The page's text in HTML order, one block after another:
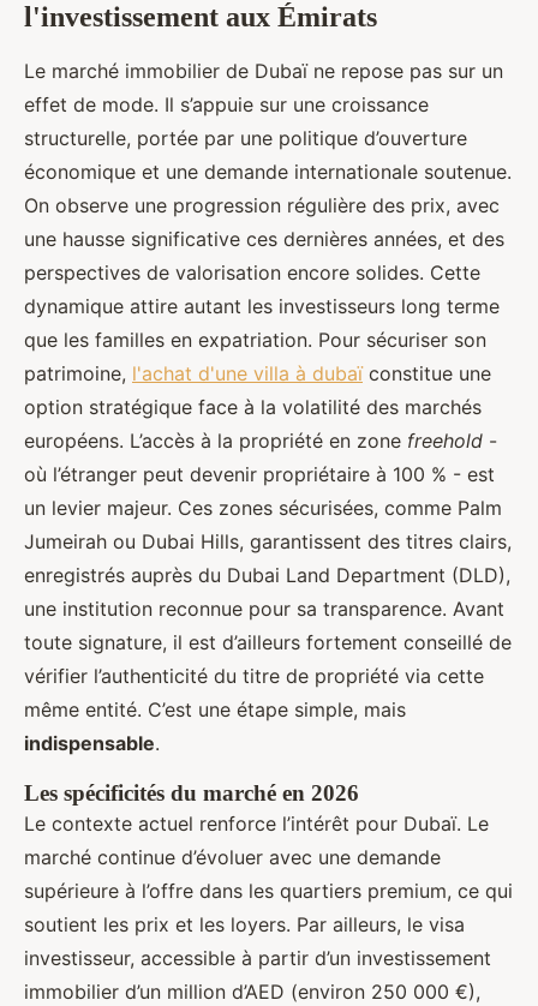
l'investissement aux Émirats
Le marché immobilier de Dubaï ne repose pas sur un
effet de mode. Il s’appuie sur une croissance
structurelle, portée par une politique d’ouverture
économique et une demande internationale soutenue.
On observe une progression régulière des prix, avec
une hausse significative ces dernières années, et des
perspectives de valorisation encore solides. Cette
dynamique attire autant les investisseurs long terme
que les familles en expatriation. Pour sécuriser son
patrimoine, l'achat d'une villa à dubaïconstitue une
option stratégique face à la volatilité des marchés
européens. L’accès à la propriété en zone freehold -
où l’étranger peut devenir propriétaire à 100 % - est
un levier majeur. Ces zones sécurisées, comme Palm
Jumeirah ou Dubai Hills, garantissent des titres clairs,
enregistrés auprès du Dubai Land Department (DLD),
une institution reconnue pour sa transparence. Avant
toute signature, il est d’ailleurs fortement conseillé de
vérifier l’authenticité du titre de propriété via cette
même entité. C’est une étape simple, mais
indispensable.
Les spécificités du marché en 2026
Le contexte actuel renforce l’intérêt pour Dubaï. Le
marché continue d’évoluer avec une demande
supérieure à l’offre dans les quartiers premium, ce qui
soutient les prix et les loyers. Par ailleurs, le visa
investisseur, accessible à partir d’un investissement
immobilier d’un million d’AED (environ 250 000 €),